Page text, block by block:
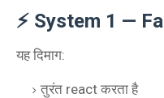
⚡ System 1 —
यह दिमाग:
तुरंत react करता है